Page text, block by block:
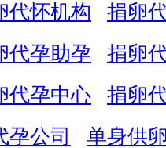
代怀机构
捐卵
代孕助孕
捐卵
代孕中心
捐卵
孕公司
单身供